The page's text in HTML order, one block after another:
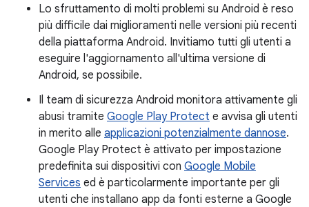
Lo sfruttamento di molti problemi su Android è reso
più difficile dai miglioramenti nelle versioni più recenti
della piattaforma Android. Invitiamo tutti gli utenti a
eseguire l'aggiornamento all'ultima versione di
Android, se possibile.
Il team di sicurezza Android monitora attivamente gli
abusi tramite Google Play Protect e avvisa gli utenti
in merito alle applicazioni potenzialmente dannose.
Google Play Protect è attivato per impostazione
predefinita sui dispositivi con Google Mobile
Services ed è particolarmente importante per gli
utenti che installano app da fonti esterne a Google